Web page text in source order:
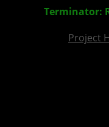
Terminator:
Project